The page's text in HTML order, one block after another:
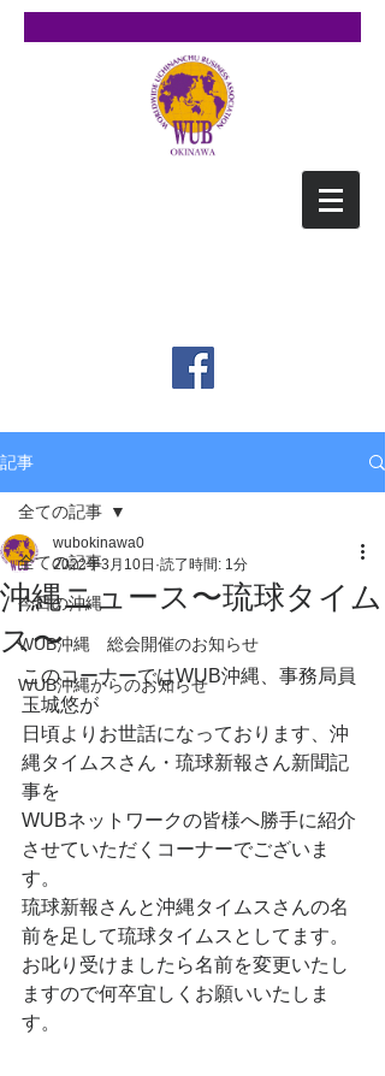
記事
全ての記事
今日の沖縄
WUB沖縄 総会開催のお知らせ
WUB沖縄からのお知らせ
全ての記事
沖縄ニュース〜琉球タイム
ス〜
wubokinawa0
2022年3月10日 読了時間: 1分
このコーナーではWUB沖縄、事務局員
玉城悠が
日頃よりお世話になっております、沖
縄タイムスさん・琉球新報さん新聞記
事を
WUBネットワークの皆様へ勝手に紹介
させていただくコーナーでございま
す。
琉球新報さんと沖縄タイムスさんの名
前を足して琉球タイムスとしてます。
お叱り受けましたら名前を変更いたし
ますので何卒宜しくお願いいたしま
す。